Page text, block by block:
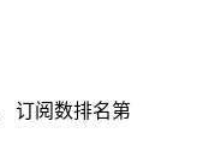
订阅数排名第